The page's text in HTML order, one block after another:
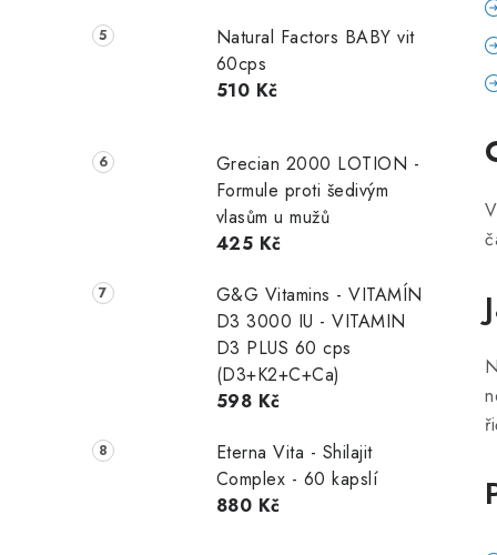
Natural Factors BABY vit
60cps
510 Kč
Grecian 2000 LOTION -
Formule proti šedivým
vlasům u mužů
425 Kč
G&G Vitamins - VITAMÍN
D3 3000 IU - VITAMIN
D3 PLUS 60 cps
(D3+K2+C+Ca)
598 Kč
Eterna Vita - Shilajit
Complex - 60 kapslí
880 Kč